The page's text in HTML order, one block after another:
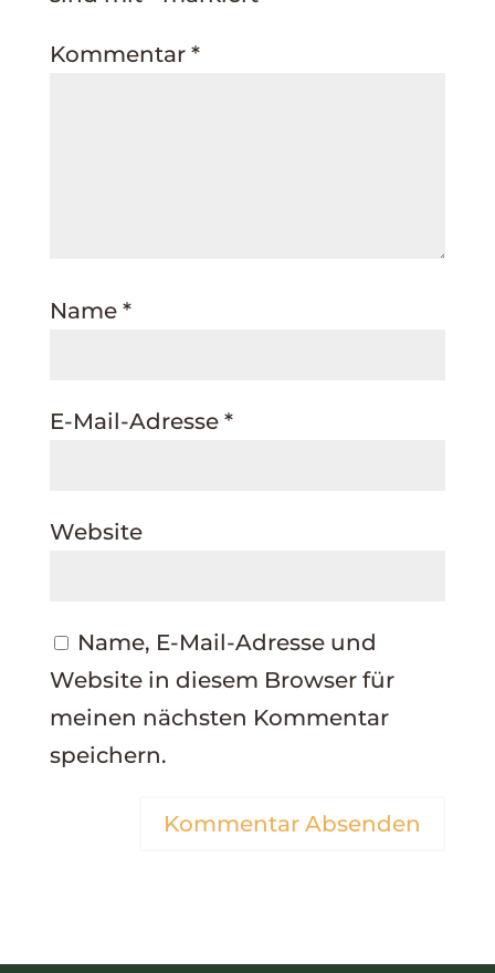
Kommentar *
Name *
E-Mail-Adresse *
Website
Name, E-Mail-Adresse und
Website in diesem Browser für
meinen nächsten Kommentar
speichern.